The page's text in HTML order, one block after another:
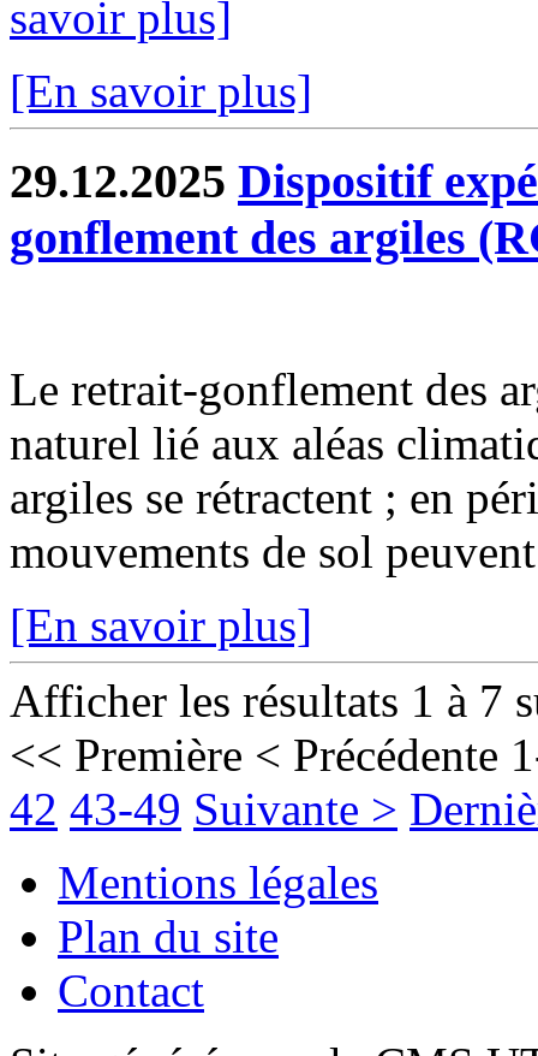
savoir plus]
[En savoir plus]
29.12.2025 Dispositif
gonflement des argiles
Le retrait-gonflement des
naturel lié aux aléas
argiles se rétractent ; en
mouvements de sol
[En savoir plus]
Afficher les résultats 1 à 7
<< Première < Précédente
42 43-49 Suivante >
Mentions légales
Plan du site
Contact